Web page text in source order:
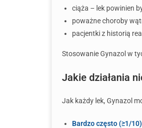
ciąża – lek powinien
poważne choroby
pacjentki z historią
Stosowanie Gynazol w
Jakie działania
Jak każdy lek, Gynazol
Bardzo często (≥1/